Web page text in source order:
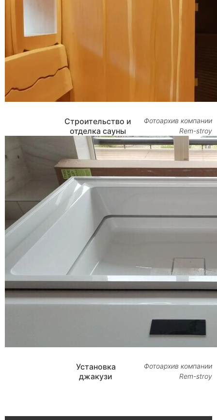
Строительство и
отделка сауны
Фотоархив компании
Rem-stroy
Установка
джакузи
Фотоархив компании
Rem-stroy